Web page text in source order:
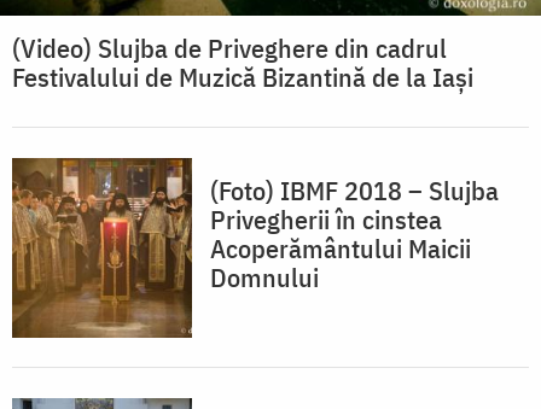
(Video) Slujba de Priveghere din cadrul
Festivalului de Muzică Bizantină de la Iași
(Foto) IBMF 2018 – Slujba
Privegherii în cinstea
Acoperământului Maicii
Domnului